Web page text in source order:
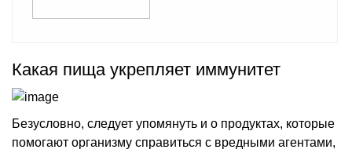
Какая пища укрепляет иммунитет
Безусловно, следует упомянуть и о продуктах, которые
помогают организму справиться с вредными агентами,